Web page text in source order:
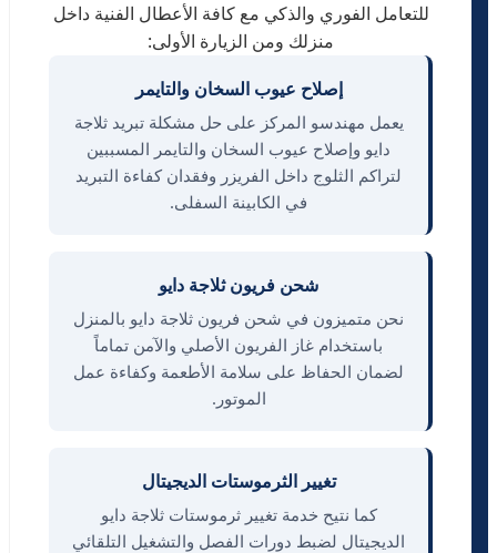
للتعامل الفوري والذكي مع كافة الأعطال الفنية داخل
منزلك ومن الزيارة الأولى:
إصلاح عيوب السخان والتايمر
يعمل مهندسو المركز على حل مشكلة تبريد ثلاجة
دايو وإصلاح عيوب السخان والتايمر المسببين
لتراكم الثلوج داخل الفريزر وفقدان كفاءة التبريد
في الكابينة السفلى.
شحن فريون ثلاجة دايو
نحن متميزون في شحن فريون ثلاجة دايو بالمنزل
باستخدام غاز الفريون الأصلي والآمن تماماً
لضمان الحفاظ على سلامة الأطعمة وكفاءة عمل
الموتور.
تغيير الثرموستات الديجيتال
كما نتيح خدمة تغيير ثرموستات ثلاجة دايو
الديجيتال لضبط دورات الفصل والتشغيل التلقائي